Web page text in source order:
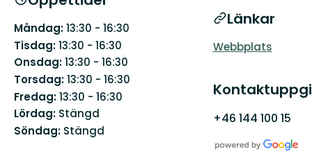
Måndag:13:30 - 16:30
Tisdag:13:30 - 16:30
Onsdag:13:30 - 16:30
Torsdag:13:30 - 16:30
Fredag:13:30 - 16:30
Lördag: Stängd
Söndag: Stängd
Länkar
Webbplats
+46 144 100 15